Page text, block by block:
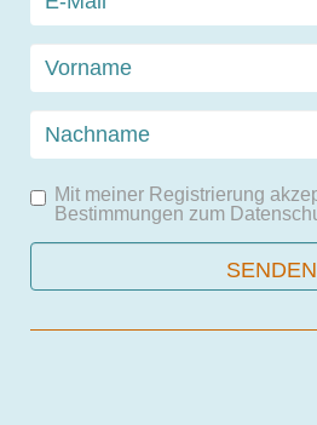
Mit meiner Registrierung
Bestimmungen zum